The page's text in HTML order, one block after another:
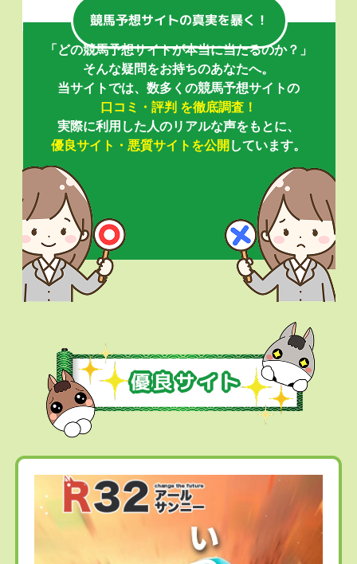
「どの競馬予想サイトが本当に当たるのか？」
そんな疑問をお持ちのあなたへ。
当サイトでは、数多くの競馬予想サイトの
口コミ・評判 を徹底調査！
実際に利用した人のリアルな声をもとに、
優良サイト・悪質サイトを公開しています。